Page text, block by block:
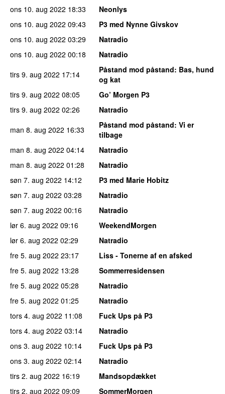
ons 10. aug 2022 18:33
Neonlys
ons 10. aug 2022 09:43
P3 med Nynne Givskov
ons 10. aug 2022 03:29
Natradio
ons 10. aug 2022 00:18
Natradio
tirs 9. aug 2022 17:14 Påstand mod påstand: Bas, hund
og kat
tirs 9. aug 2022 08:05
Go’ Morgen P3
tirs 9. aug 2022 02:26
Natradio
man 8. aug 2022 16:33 Påstand mod påstand: Vi er
tilbage
man 8. aug 2022 04:14
Natradio
man 8. aug 2022 01:28
Natradio
søn 7. aug 2022 14:12
P3 med Marie Hobitz
søn 7. aug 2022 03:28
Natradio
søn 7. aug 2022 00:16
Natradio
lør 6. aug 2022 09:16
WeekendMorgen
lør 6. aug 2022 02:29
Natradio
fre 5. aug 2022 23:17
Liss - Tonerne af en afsked
fre 5. aug 2022 13:28
Sommerresidensen
fre 5. aug 2022 05:28
Natradio
fre 5. aug 2022 01:25
Natradio
tors 4. aug 2022 11:08
Fuck Ups på P3
tors 4. aug 2022 03:14
Natradio
ons 3. aug 2022 10:14
Fuck Ups på P3
ons 3. aug 2022 02:14
Natradio
tirs 2. aug 2022 16:19
Mandsopdækket
tirs 2. aug 2022 09:09
SommerMorgen